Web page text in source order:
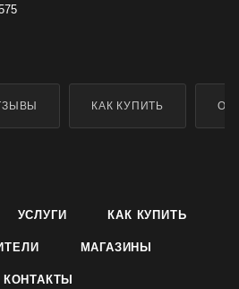
КАК КУПИТЬ
УСЛУГИ КАК КУПИТЬ
МАГАЗИНЫ
КОНТАКТЫ